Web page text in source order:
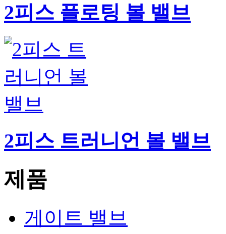
2피스 플로팅 볼 밸브
2피스 트러니언 볼 밸브
제품
게이트 밸브